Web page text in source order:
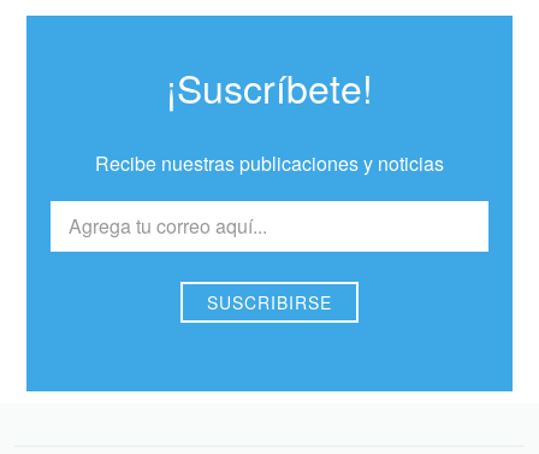
¡Suscríbete!
Recibe nuestras publicaciones y noticias